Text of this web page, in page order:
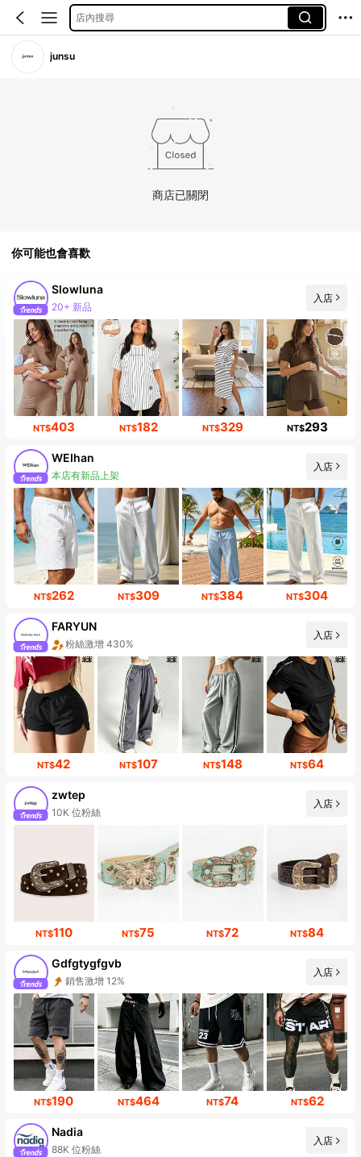
店內搜尋
junsu
商店已關閉
你可能也會喜歡
Slowluna
20+ 新品
入店
NT$403 NT$182 NT$329 NT$293
WEIhan
本店有新品上架
入店
NT$262 NT$309 NT$384 NT$304
FARYUN
粉絲激增 430%
入店
NT$42 NT$107 NT$148 NT$64
zwtep
10K 位粉絲
入店
NT$110 NT$75 NT$72 NT$84
Gdfgtygfgvb
銷售激增 12%
入店
NT$190 NT$464 NT$74 NT$62
Nadia
88K 位粉絲
入店